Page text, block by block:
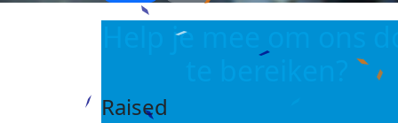
Help je mee om ons
Raised